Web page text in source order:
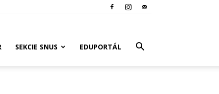
SEKCIE SNUS EDUPORTÁL